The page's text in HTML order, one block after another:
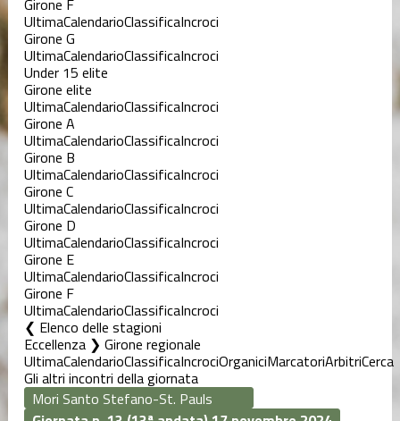
Girone F
UltimaCalendarioClassificaIncroci
Girone G
UltimaCalendarioClassificaIncroci
Under 15 elite
Girone elite
UltimaCalendarioClassificaIncroci
Girone A
UltimaCalendarioClassificaIncroci
Girone B
UltimaCalendarioClassificaIncroci
Girone C
UltimaCalendarioClassificaIncroci
Girone D
UltimaCalendarioClassificaIncroci
Girone E
UltimaCalendarioClassificaIncroci
Girone F
UltimaCalendarioClassificaIncroci
Elenco delle stagioni
Eccellenza ❯ Girone regionale
UltimaCalendarioClassificaIncrociOrganiciMarcatoriArbitriCerca
Gli altri incontri della giornata